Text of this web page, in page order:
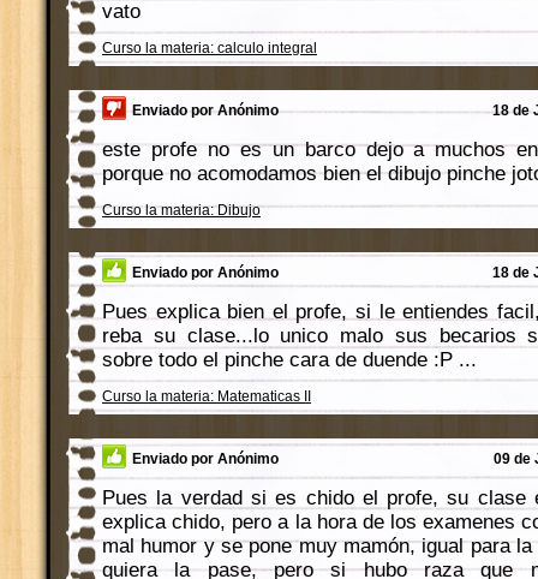
vato
Curso la materia: calculo integral
Enviado por Anónimo 18 de
este profe no es un barco dejo a muchos
porque no acomodamos bien el dibujo pinche
Curso la materia: Dibujo
Enviado por Anónimo 18 de
Pues explica bien el profe, si le entiendes
reba su clase...lo unico malo sus becarios
sobre todo el pinche cara de duende :P ...
Curso la materia: Matematicas II
Enviado por Anónimo 09 de
Pues la verdad si es chido el profe, su clase
explica chido, pero a la hora de los examenes
mal humor y se pone muy mamón, igual para
quiera la pase, pero si hubo raza que